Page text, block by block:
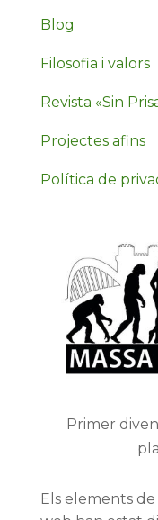
Blog
Filosofia i valors
Revista «Sin
Projectes afins
Política de
Primer
Els elements